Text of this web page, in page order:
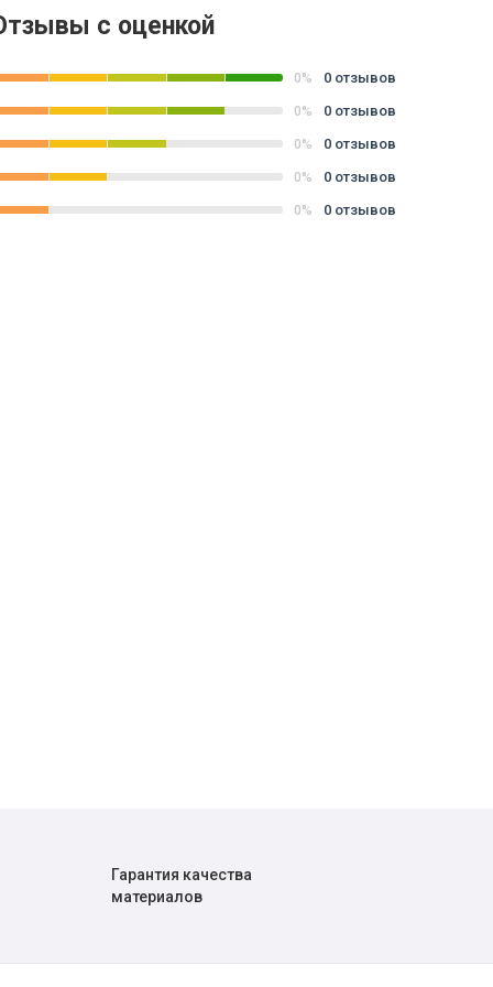
с оценкой
0% 0 отзывов
0% 0 отзывов
0% 0 отзывов
0% 0 отзывов
0% 0 отзывов
Гарантия качества
материалов